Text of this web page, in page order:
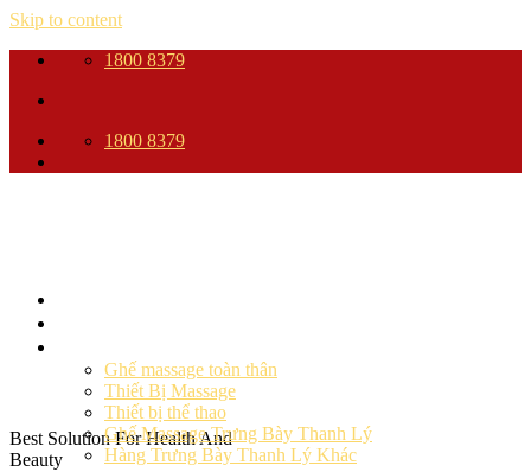
Skip to content
1800 8379
1800 8379
Best Solution For Health And
Beauty
Ghế massage toàn thân
Thiết Bị Massage
Thiết bị thể thao
Ghế Massage Trưng Bày Thanh Lý
Hàng Trưng Bày Thanh Lý Khác